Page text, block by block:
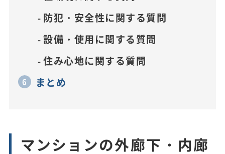
防犯・安全性に関する質問
設備・使用に関する質問
住み心地に関する質問
まとめ
マンションの外廊下・内廊